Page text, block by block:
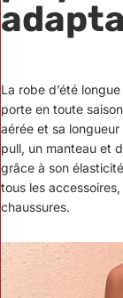
La robe d’été
porte en toute
aérée et sa
pull, un manteau et
grâce à son
tous les
chaussures.